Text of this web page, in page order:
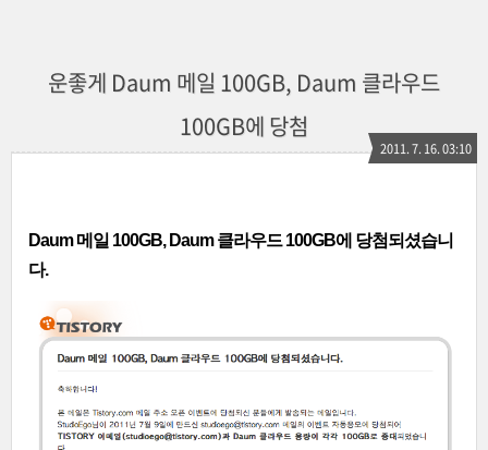
운좋게 Daum 메일 100GB, Daum 클라우드
100GB에 당첨
2011. 7. 16. 03:10
Daum 메일 100GB, Daum 클라우드 100GB에 당첨되셨습니
다.